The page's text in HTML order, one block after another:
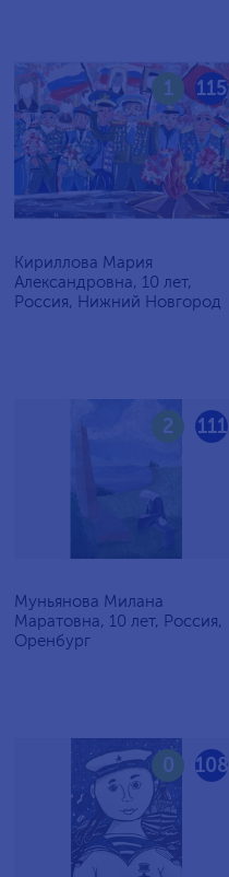
115
1
Кириллова Мария
Александровна, 10 лет,
Россия, Нижний Новгород
111
2
Муньянова Милана
Маратовна, 10 лет, Россия,
Оренбург
108
0